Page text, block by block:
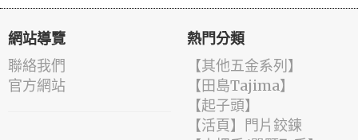
網站導覽
聯絡我們
官方網站
熱門分類
【其他五金系列】
【田島Tajima】
【起子頭】
【活頁】門片鉸鍊